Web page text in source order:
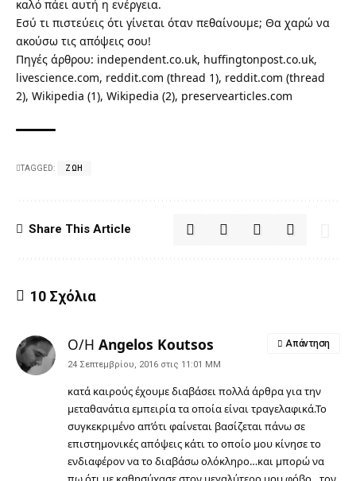
καλό πάει αυτή η ενέργεια.
Εσύ τι πιστεύεις ότι γίνεται όταν πεθαίνουμε; Θα χαρώ να
ακούσω τις απόψεις σου!
Πηγές άρθρου: independent.co.uk, huffingtonpost.co.uk,
livescience.com, reddit.com (thread 1), reddit.com (thread
2), Wikipedia (1), Wikipedia (2), preservearticles.com
TAGGED: ΖΩΉ
Share This Article
10 Σχόλια
Ο/Η Angelos Koutsos
24 Σεπτεμβρίου, 2016 στις 11:01 ΜΜ
κατά καιρούς έχουμε διαβάσει πολλά άρθρα για την
μεταθανάτια εμπειρία τα οποία είναι τραγελαφικά.Το
συγκεκριμένο απ’ότι φαίνεται βασίζεται πάνω σε
επιστημονικές απόψεις κάτι το οποίο μου κίνησε το
ενδιαφέρον να το διαβάσω ολόκληρο…και μπορώ να
Απάντηση